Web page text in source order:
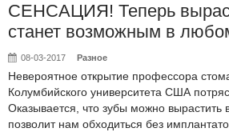
СЕНСАЦИЯ! Теперь
станет возможным в
08-03-2017 Разное
Невероятное открытие профессора
Колумбийского университета США
Оказывается, что зубы можно вырастить
позволит нам обходиться без